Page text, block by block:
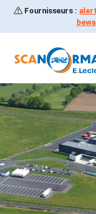
Aller à la
Aller au contenu
Aller au pied de
Fournisseurs :